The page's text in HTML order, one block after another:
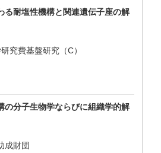
る耐塩性機構と関連遺伝子座の解
究費基盤研究（C）
の分子生物学ならびに組織学的解
成財団